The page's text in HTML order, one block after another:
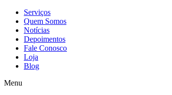
Serviços
Quem Somos
Notícias
Depoimentos
Fale Conosco
Loja
Blog
Menu